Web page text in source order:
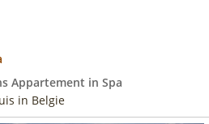
Appartement in Spa
in Belgie